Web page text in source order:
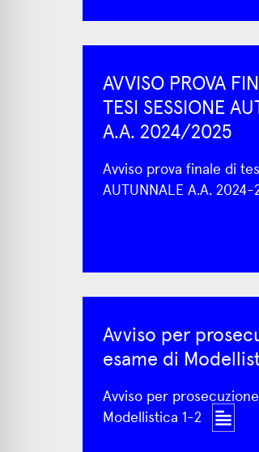
AVVISO PROVA
TESI SESSIONE
A.A. 2024/2025
Avviso prova finale di
AUTUNNALE A.A. 2024-
Avviso per
esame di
Avviso per
Modellistica 1-2